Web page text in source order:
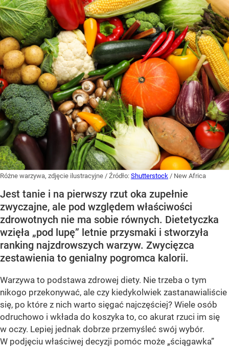
Różne warzywa, zdjęcie ilustracyjne / Źródło: Shutterstock / New Africa
Jest tanie i na pierwszy rzut oka zupełnie
zwyczajne, ale pod względem właściwości
zdrowotnych nie ma sobie równych. Dietetyczka
wzięła „pod lupę” letnie przysmaki i stworzyła
ranking najzdrowszych warzyw. Zwycięzca
zestawienia to genialny pogromca kalorii.
Warzywa to podstawa zdrowej diety. Nie trzeba o tym
nikogo przekonywać, ale czy kiedykolwiek zastanawialiście
się, po które z nich warto sięgać najczęściej? Wiele osób
odruchowo i wkłada do koszyka to, co akurat rzuci im się
w oczy. Lepiej jednak dobrze przemyśleć swój wybór.
W podjęciu właściwej decyzji pomóc może „ściągawka”